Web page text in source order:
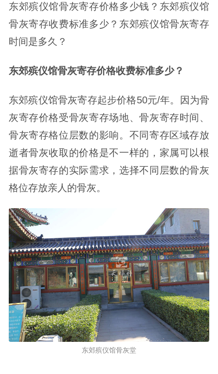
东郊殡仪馆骨灰寄存价格多少钱？东郊殡仪馆
骨灰寄存收费标准多少？东郊殡仪馆骨灰寄存
时间是多久？
东郊殡仪馆骨灰寄存价格收费标准多少？
东郊殡仪馆骨灰寄存起步价格50元/年。因为骨
灰寄存价格受骨灰寄存场地、骨灰寄存时间、
骨灰寄存格位层数的影响。不同寄存区域存放
逝者骨灰收取的价格是不一样的，家属可以根
据骨灰寄存的实际需求，选择不同层数的骨灰
格位存放亲人的骨灰。
东郊殡仪馆骨灰堂